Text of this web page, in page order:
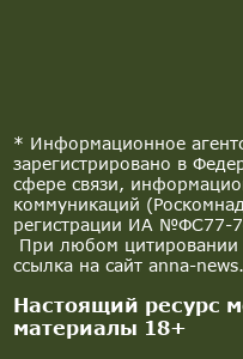
* Информационное
зарегистрировано в
сфере связи,
коммуникаций
регистрации ИА №ФС77-
При любом цитировании
ссылка на сайт anna-
Настоящий ресурс
материалы 18+